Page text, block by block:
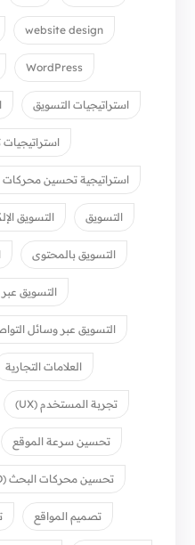
website design
WordPress
استراتيجيات التسويق
استراتيجية تحسين محركات
التسويق التسويق
التسويق بالمحتوى
التسويق
التسويق عبر وسائل
العلامات التجارية
تجربة المستخدم (UX)
تحسين سرعة الموقع
تحسين محركات البحث (SEO)
تصميم المواقع